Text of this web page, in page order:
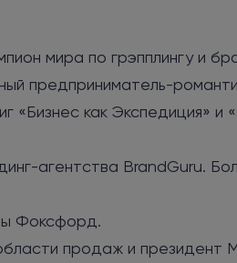
мира по грэпплингу и
предприниматель-
«Бизнес как Экспедиция»
агентства BrandGuru.
Фоксфорд.
продаж и президент